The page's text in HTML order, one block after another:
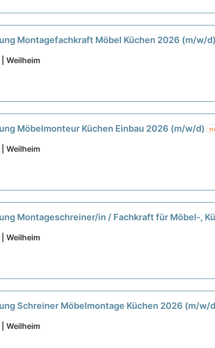
Montagefachkraft Möbel Küchen 2026 (m/w/d)
Weilheim
Möbelmonteur Küchen Einbau 2026 (m/w/d)
Weilheim
Montageschreiner/in / Fachkraft für Möbel-,
Weilheim
Schreiner Möbelmontage Küchen 2026 (m/w/
Weilheim